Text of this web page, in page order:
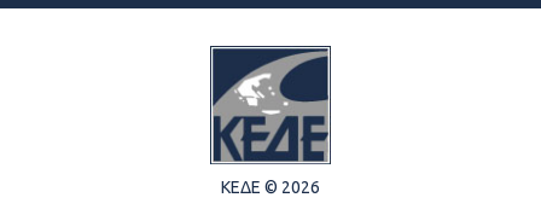
ΚΕΔΕ © 2026